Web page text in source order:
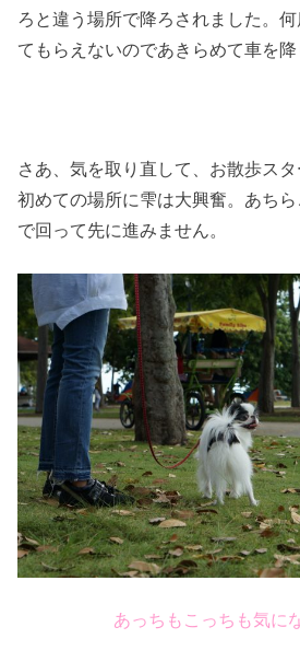
ろと違う場所で降ろされました。
てもらえないのであきらめて車を
さあ、気を取り直して、お散歩スタ
初めての場所に雫は大興奮。あち
で回って先に進みません。
あっちもこっちも気に